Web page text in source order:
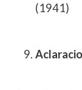
(1941)